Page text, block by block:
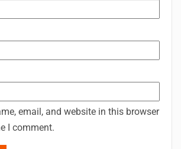
email, and website in this browser
I comment.